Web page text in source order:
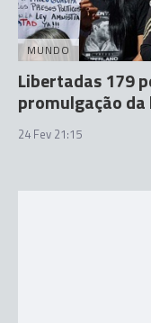
MUNDO
Libertadas 179
promulgação
24 Fev 21:15